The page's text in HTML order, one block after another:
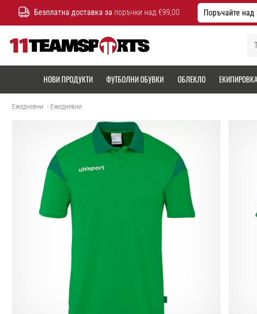
Безплатна доставка за поръчки над €99,00 Поръчайте над
НОВИ ПРОДУКТИ ФУТБОЛНИ ОБУВКИ ОБЛЕКЛО ЕКИПИРОВКА
Ежедневни Ежедневни